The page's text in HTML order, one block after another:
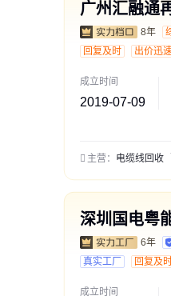
8年
回复及时 出价迅
成立时间
2019-07-09
主营： 电缆线回收
6年
真实工厂 回复及
成立时间